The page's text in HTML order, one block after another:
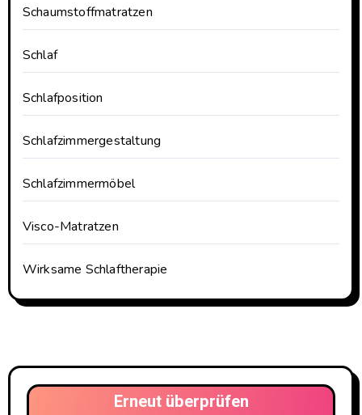
Schaumstoffmatratzen
Schlaf
Schlafposition
Schlafzimmergestaltung
Schlafzimmermöbel
Visco-Matratzen
Wirksame Schlaftherapie
Erneut überprüfen